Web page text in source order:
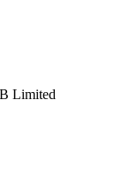
Limited